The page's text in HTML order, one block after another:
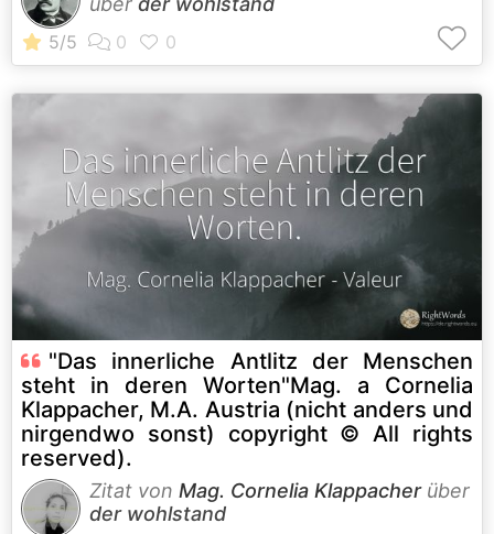
"Das innerliche Antlitz der Menschen
steht in deren Worten"Mag. a Cornelia
Klappacher, M.A. Austria (nicht anders und
nirgendwo sonst) copyright © All rights
reserved).
Zitat von Mag. Cornelia Klappacherüber
der wohlstand